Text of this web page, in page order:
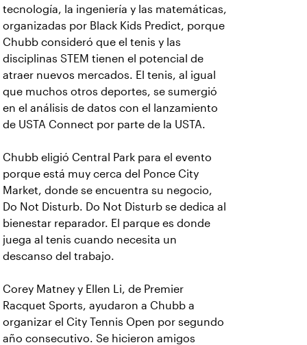
tecnología, la ingeniería y las matemáticas,
organizadas por Black Kids Predict, porque
Chubb consideró que el tenis y las
disciplinas STEM tienen el potencial de
atraer nuevos mercados. El tenis, al igual
que muchos otros deportes, se sumergió
en el análisis de datos con el lanzamiento
de USTA Connect por parte de la USTA.
Chubb eligió Central Park para el evento
porque está muy cerca del Ponce City
Market, donde se encuentra su negocio,
Do Not Disturb. Do Not Disturb se dedica al
bienestar reparador. El parque es donde
juega al tenis cuando necesita un
descanso del trabajo.
Corey Matney y Ellen Li, de Premier
Racquet Sports, ayudaron a Chubb a
organizar el City Tennis Open por segundo
año consecutivo. Se hicieron amigos